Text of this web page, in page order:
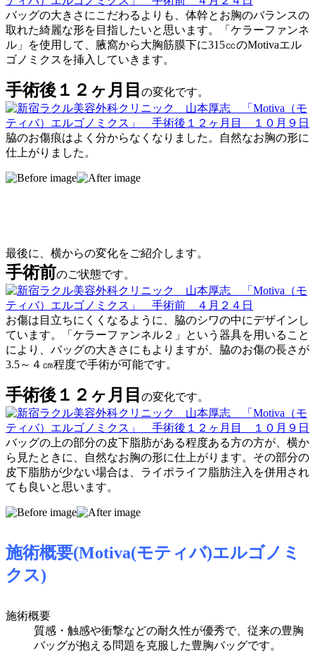
バッグの大きさにこだわるよりも、体幹とお胸のバランスの
取れた綺麗な形を目指したいと思います。「ケラーファンネ
ル」を使用して、腋窩から大胸筋膜下に315㏄のMotivaエル
ゴノミクスを挿入していきます。
手術後１２ヶ月目 の変化です。
脇のお傷痕はよく分からなくなりました。自然なお胸の形に
仕上がりました。
最後に、横からの変化をご紹介します。
手術前のご状態です。
お傷は目立ちにくくなるように、脇のシワの中にデザインし
ています。「ケラーファンネル２」という器具を用いること
により、バッグの大きさにもよりますが、脇のお傷の長さが
3.5～４㎝程度で手術が可能です。
手術後１２ヶ月目 の変化です。
バッグの上の部分の皮下脂肪がある程度ある方の方が、横か
ら見たときに、自然なお胸の形に仕上がります。その部分の
皮下脂肪が少ない場合は、ライポライフ脂肪注入を併用され
ても良いと思います。
施術概要(Motiva(モティバ)エルゴノミ
クス)
施術概要
質感・触感や衝撃などの耐久性が優秀で、従来の豊胸
バッグが抱える問題を克服した豊胸バッグです。